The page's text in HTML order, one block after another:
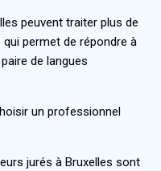
peuvent traiter plus de
permet de répondre à
de langues
un professionnel
jurés à Bruxelles sont